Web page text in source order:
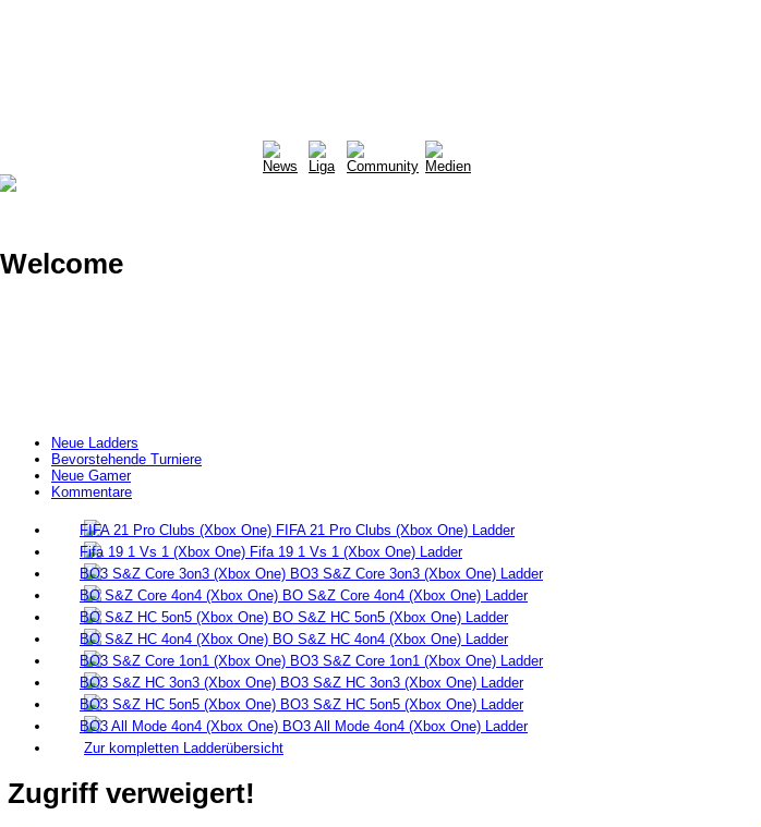
Welcome
Neue Ladders
Bevorstehende Turniere
Neue Gamer
Kommentare
FIFA 21 Pro Clubs (Xbox One) Ladder
Fifa 19 1 Vs 1 (Xbox One) Ladder
BO3 S&Z Core 3on3 (Xbox One) Ladder
BO S&Z Core 4on4 (Xbox One) Ladder
BO S&Z HC 5on5 (Xbox One) Ladder
BO S&Z HC 4on4 (Xbox One) Ladder
BO3 S&Z Core 1on1 (Xbox One) Ladder
BO3 S&Z HC 3on3 (Xbox One) Ladder
BO3 S&Z HC 5on5 (Xbox One) Ladder
BO3 All Mode 4on4 (Xbox One) Ladder
Zur kompletten Ladderübersicht
Zugriff verweigert!